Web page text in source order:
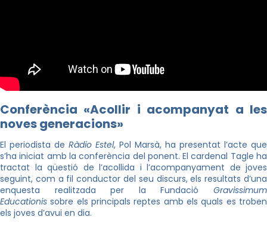
Conferència «Acollir i acompanyat a les
noves generacions»
El periodista de Ràdio Estel, Pol Marsà, ha presentat l’acte que
s’ha iniciat amb la conferència del ponent. El cardenal Tagle ha
tractat la qüestió de l’acollida i l’acompanyament de joves
seguint, com a fil conductor del seu discurs, els resultats d’una
enquesta realitzada per la Fundació Gravissimum
Educationis sobre els principals reptes amb els quals es troben
els joves d’avui en dia.